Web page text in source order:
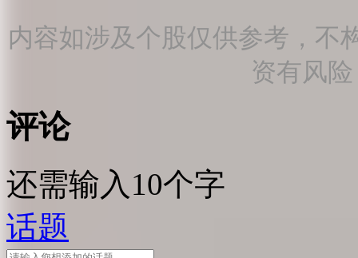
内容如涉及个股仅供参考，不
资有风
评论
还需输入10个字
话题